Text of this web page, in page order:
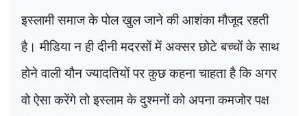
इस्लामी समाज के पोल खुल जाने की आशंका मौजूद रहती
है। मीडिया न ही दीनी मदरसों में अक्सर छोटे बच्चों के साथ
होने वाली यौन ज्यादतियों पर कुछ कहना चाहता है कि अगर
वो ऐसा करेंगे तो इस्लाम के दुश्मनों को अपना कमजोर पक्ष